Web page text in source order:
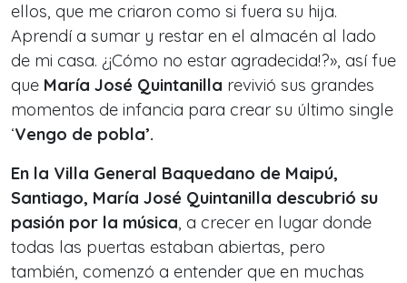
ellos, que me criaron como si fuera su hija.
Aprendí a sumar y restar en el almacén al lado
de mi casa. ¿¡Cómo no estar agradecida!?», así fue
que María José Quintanilla revivió sus grandes
momentos de infancia para crear su último single
‘Vengo de pobla’.
En la Villa General Baquedano de Maipú,
Santiago, María José Quintanilla descubrió su
pasión por la música, a crecer en lugar donde
todas las puertas estaban abiertas, pero
también, comenzó a entender que en muchas